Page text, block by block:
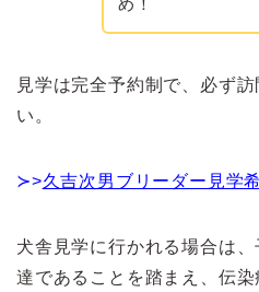
め！
見学は完全予約制で、必ず
い。
≻>久吉次男ブリーダー見学
犬舎見学に行かれる場合は
達であることを踏まえ、伝